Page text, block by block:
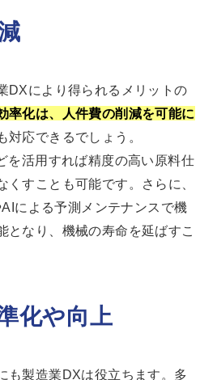
DXにより得られるメリットの
率化は、人件費の削減を可能に
対応できるでしょう。
を活用すれば精度の高い原料仕
くすことも可能です。さらに、
による予測メンテナンスで機
となり、機械の寿命を延ばすこ
化や向上
も製造業DXは役立ちます。多